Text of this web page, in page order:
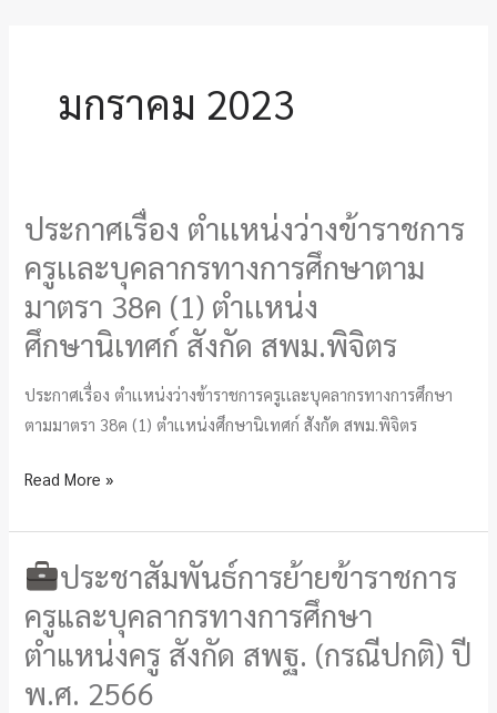
มกราคม 2023
ประกาศเรื่อง ตำเเหน่งว่างข้าราชการ
ครูเเละบุคลากรทางการศึกษาตาม
มาตรา 38ค (1) ตำเเหน่ง
ศึกษานิเทศก์ สังกัด สพม.พิจิตร
ประกาศเรื่อง ตำเเหน่งว่างข้าราชการครูเเละบุคลากรทางการศึกษา
ตามมาตรา 38ค (1) ตำเเหน่งศึกษานิเทศก์ สังกัด สพม.พิจิตร
ประกาศ
ตำเเหน่ง
ว่าง
ข้า
การ
ครู
บุคลากร
ตาม
มาตรา
38ค
(1)
ตำเเหน่ง
Read More »
ประชาสัมพันธ์การย้ายข้าราชการ
ครูและบุคลากรทางการศึกษา
ตำแหน่งครู สังกัด สพฐ. (กรณีปกติ) ปี
พ.ศ. 2566
การ
ย้าย
ข้าราชการ